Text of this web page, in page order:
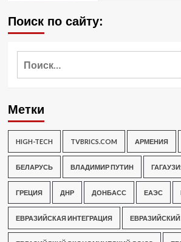
Поиск по сайту:
Метки
HIGH-TECH TVBRICS.COM АРМЕНИЯ
БЕЛАРУСЬ ВЛАДИМИР ПУТИН
ГРЕЦИЯ ДНР ДОНБАСС ЕАЭС
ЕВРАЗИЙСКАЯ ИНТЕГРАЦИЯ